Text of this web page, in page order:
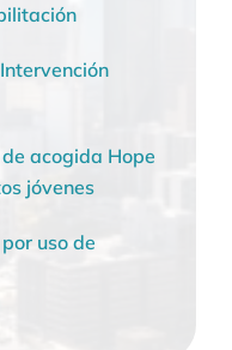
acogida Hope
jóvenes
uso de